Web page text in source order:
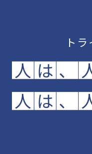
ト
人 は 、
人 は 、